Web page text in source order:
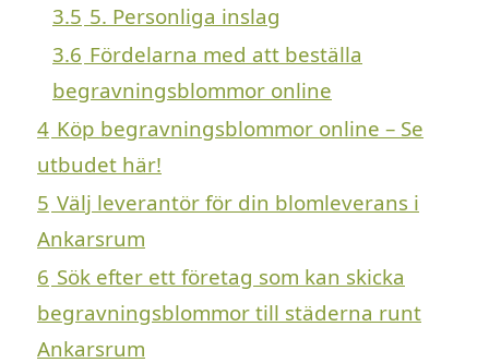
3.5 5. Personliga inslag
3.6 Fördelarna med att beställa
begravningsblommor online
4 Köp begravningsblommor online – Se
utbudet här!
5 Välj leverantör för din blomleverans i
Ankarsrum
6 Sök efter ett företag som kan skicka
begravningsblommor till städerna runt
Ankarsrum